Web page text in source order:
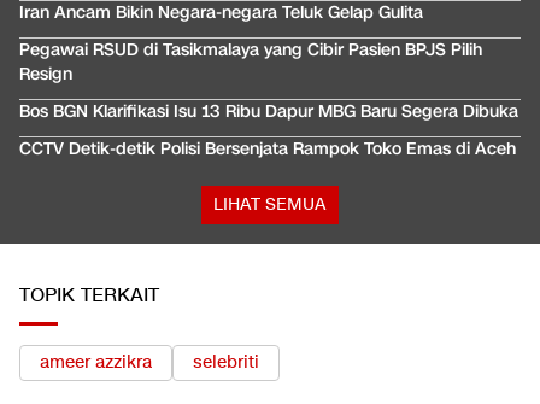
Iran Ancam Bikin Negara-negara Teluk Gelap Gulita
Pegawai RSUD di Tasikmalaya yang Cibir Pasien BPJS Pilih
Resign
Bos BGN Klarifikasi Isu 13 Ribu Dapur MBG Baru Segera Dibuka
CCTV Detik-detik Polisi Bersenjata Rampok Toko Emas di Aceh
LIHAT SEMUA
TOPIK TERKAIT
ameer azzikra selebriti